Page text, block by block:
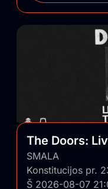
The Doors:
SMALA
Konstitucijos pr.
Š 2026-08-07